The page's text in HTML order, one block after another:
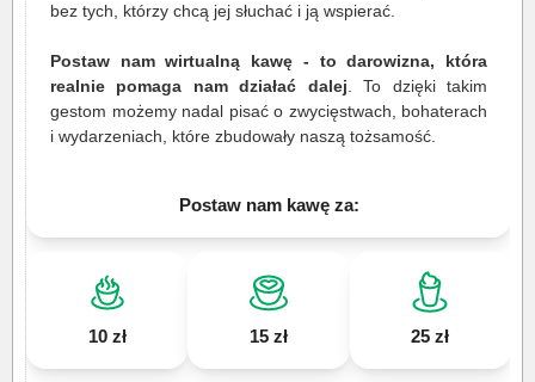
bez tych, którzy chcą jej słuchać i ją wspierać.
Postaw nam wirtualną kawę - to darowizna, która
realnie pomaga nam działać dalej . To dzięki takim
gestom możemy nadal pisać o zwycięstwach, bohaterach
i wydarzeniach, które zbudowały naszą tożsamość.
Postaw nam kawę za:
10 zł 15 zł 25 zł